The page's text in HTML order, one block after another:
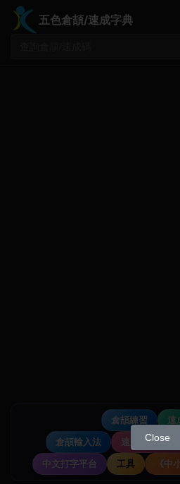
五色倉頡/速成字典
倉頡練習
速
倉頡輸入法
速成輸入法教
中文打字平台
工具 《中
Close